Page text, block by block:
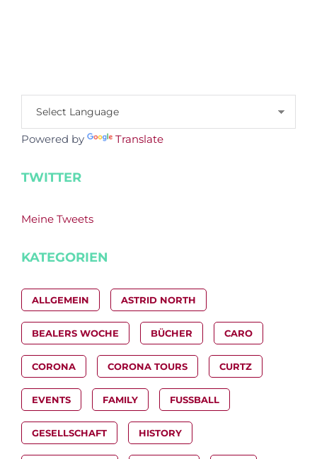
Powered by Translate
TWITTER
Meine Tweets
KATEGORIEN
ALLGEMEIN ASTRID NORTH
BEALERS WOCHE BÜCHER CARO
CORONA CORONA TOURS CURTZ
EVENTS FAMILY FUSSBALL
GESELLSCHAFT HISTORY